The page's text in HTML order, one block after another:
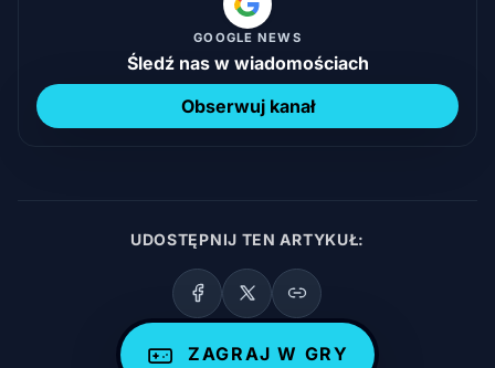
GOOGLE NEWS
Śledź nas w wiadomościach
Obserwuj kanał
UDOSTĘPNIJ TEN ARTYKUŁ:
ZAGRAJ W GRY